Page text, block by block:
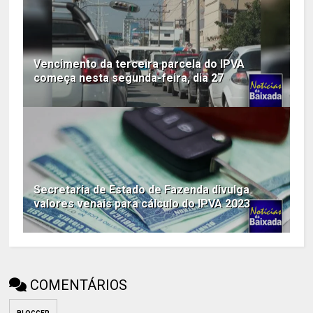
Vencimento da terceira parcela do IPVA
começa nesta segunda-feira, dia 27
Secretaria de Estado de Fazenda divulga
valores venais para cálculo do IPVA 2023
COMENTÁRIOS